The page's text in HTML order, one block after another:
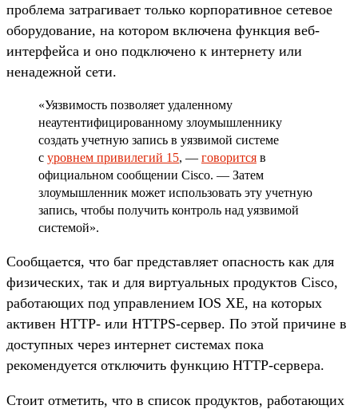
проблема затрагивает только корпоративное сетевое
оборудование, на котором включена функция веб-
интерфейса и оно подключено к интернету или
ненадежной сети.
«Уязвимость позволяет удаленному
неаутентифицированному злоумышленнику
создать учетную запись в уязвимой системе
с уровнем привилегий 15, — говорится в
официальном сообщении Cisco. — Затем
злоумышленник может использовать эту учетную
запись, чтобы получить контроль над уязвимой
системой».
Сообщается, что баг представляет опасность как для
физических, так и для виртуальных продуктов Cisco,
работающих под управлением IOS XE, на которых
активен HTTP- или HTTPS-сервер. По этой причине в
доступных через интернет системах пока
рекомендуется отключить функцию HTTP-сервера.
Стоит отметить, что в список продуктов, работающих